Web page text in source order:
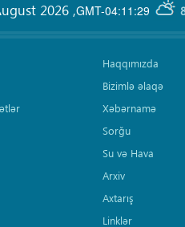
GMT-04:11:29
2026 ,
Haqqımızda
Bizimlə əlaqə
Xəbərnamə
Sorğu
Su və Hava
Arxiv
Axtarış
Linklər